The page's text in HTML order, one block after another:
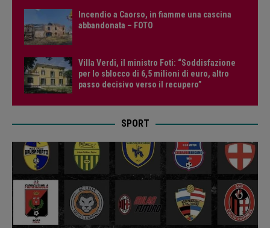
Incendio a Caorso, in fiamme una cascina
abbandonata – FOTO
Villa Verdi, il ministro Foti: “Soddisfazione
per lo sblocco di 6,5 milioni di euro, altro
passo decisivo verso il recupero”
SPORT